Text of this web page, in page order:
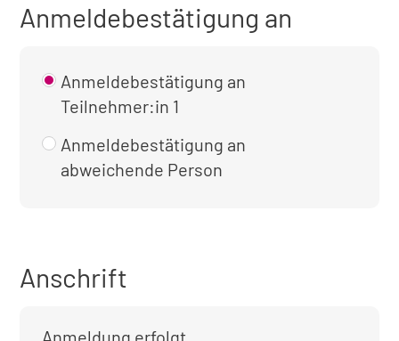
Anmeldebestätigung an
Anmeldebestätigung an
Teilnehmer:in 1
Anmeldebestätigung an
abweichende Person
Anschrift
Anmeldung erfolgt